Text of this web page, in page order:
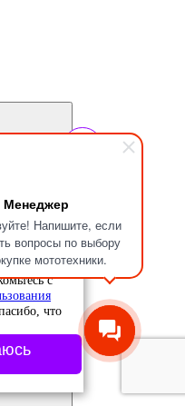
Менеджер
Напишите, если
вопросы по выбору
мототехники.
файлы,
с
с
что